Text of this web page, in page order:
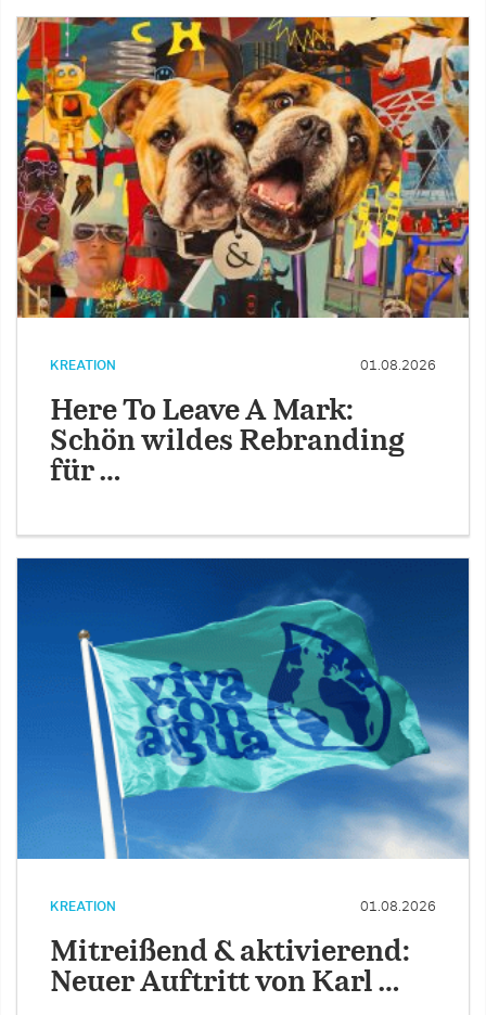
KREATION 01.08.2026
Here To Leave A Mark:
Schön wildes Rebranding
für …
KREATION 01.08.2026
Mitreißend & aktivierend:
Neuer Auftritt von Karl …